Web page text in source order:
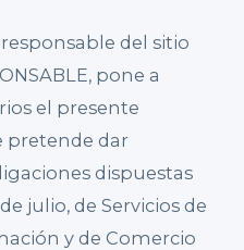
responsable del sitio
pone a
el presente
pretende dar
dispuestas
julio, de Servicios de
y de Comercio